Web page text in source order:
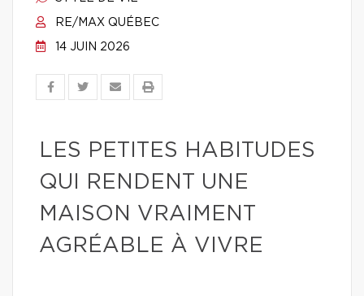
RE/MAX QUÉBEC
14 JUIN 2026
LES PETITES HABITUDES
QUI RENDENT UNE
MAISON VRAIMENT
AGRÉABLE À VIVRE